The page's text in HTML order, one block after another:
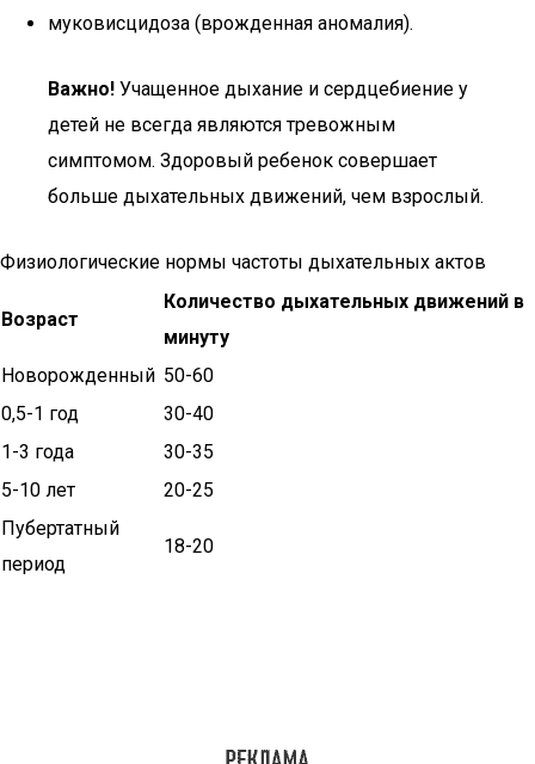
муковисцидоза (врожденная аномалия).
Важно! Учащенное дыхание и сердцебиение у
детей не всегда являются тревожным
симптомом. Здоровый ребенок совершает
больше дыхательных движений, чем взрослый.
Физиологические нормы частоты дыхательных актов
Возраст
Количество дыхательных движений в
минуту
Новорожденный 50-60
0,5-1 год
30-40
1-3 года
30-35
5-10 лет
20-25
Пубертатный
период
18-20